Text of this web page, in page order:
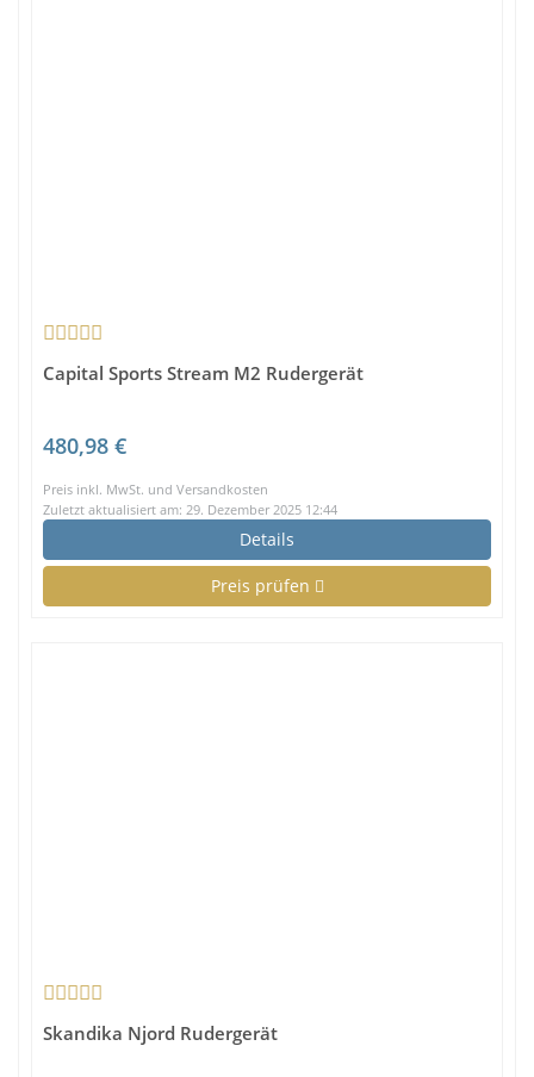
Capital Sports Stream M2 Rudergerät
480,98 €
Preis inkl. MwSt. und Versandkosten
Zuletzt aktualisiert am: 29. Dezember 2025 12:44
Details
Preis prüfen
Skandika Njord Rudergerät